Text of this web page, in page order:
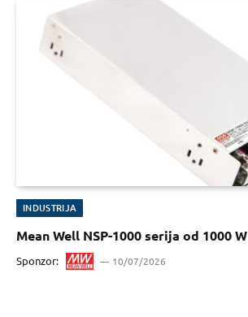
INDUSTRIJA
Mean Well NSP-1000 serija od 1000 W
Sponzor: 10/07/2026